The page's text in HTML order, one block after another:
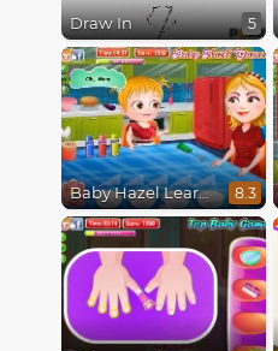
Draw In 5
Baby Hazel Learns Colors 8.3